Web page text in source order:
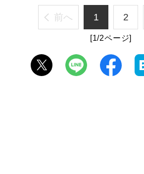
前へ 1 2
[1/2ページ]